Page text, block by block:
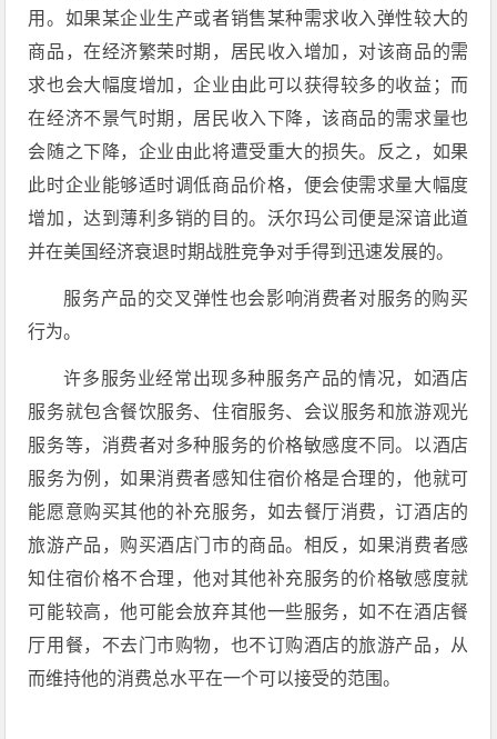
用。如果某企业生产或者销售某种需求收入弹性较大的
商品，在经济繁荣时期，居民收入增加，对该商品的需
求也会大幅度增加，企业由此可以获得较多的收益；而
在经济不景气时期，居民收入下降，该商品的需求量也
会随之下降，企业由此将遭受重大的损失。反之，如果
此时企业能够适时调低商品价格，便会使需求量大幅度
增加，达到薄利多销的目的。沃尔玛公司便是深谙此道
并在美国经济衰退时期战胜竞争对手得到迅速发展的。
服务产品的交叉弹性也会影响消费者对服务的购买
行为。
许多服务业经常出现多种服务产品的情况，如酒店
服务就包含餐饮服务、住宿服务、会议服务和旅游观光
服务等，消费者对多种服务的价格敏感度不同。以酒店
服务为例，如果消费者感知住宿价格是合理的，他就可
能愿意购买其他的补充服务，如去餐厅消费，订酒店的
旅游产品，购买酒店门市的商品。相反，如果消费者感
知住宿价格不合理，他对其他补充服务的价格敏感度就
可能较高，他可能会放弃其他一些服务，如不在酒店餐
厅用餐，不去门市购物，也不订购酒店的旅游产品，从
而维持他的消费总水平在一个可以接受的范围。